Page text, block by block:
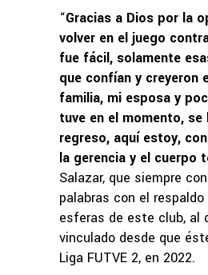
“Gracias a Dios por la
volver en el juego
fue fácil, solamente
que confían y creyeron
familia, mi esposa y
tuve en el momento,
regreso, aquí estoy,
la gerencia y el cuerpo
Salazar, que siempre
palabras con el
esferas de este club, al
vinculado desde que
Liga FUTVE 2, en 2022.